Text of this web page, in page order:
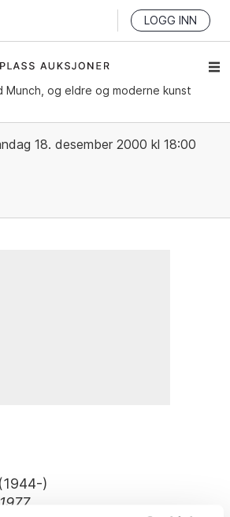
LOGG INN
Munch, og eldre og moderne kunst
18. desember 2000 kl 18:00
(1944-)